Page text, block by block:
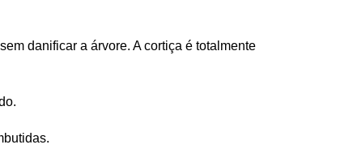
danificar a árvore. A cortiça é totalmente